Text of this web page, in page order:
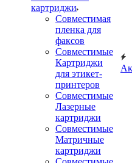
картриджи
Совместимая
пленка для
факсов
Совместимые
Картриджи
для этикет-
принтеров
Совместимые
Лазерные
картриджи
Совместимые
Матричные
картриджи